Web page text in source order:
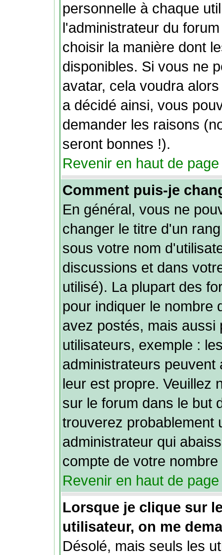
personnelle à chaque
l'administrateur du
choisir la manière dont
disponibles. Si vous ne
avatar, cela voudra
a décidé ainsi, vous
demander les raisons
seront bonnes !).
Revenir en haut de page
Comment puis-je
En général, vous ne
changer le titre d'un
sous votre nom
discussions et dans
utilisé). La plupart des
pour indiquer le nombre
avez postés, mais aussi
utilisateurs, exemple :
administrateurs
leur est propre. Veuillez
sur le forum dans le but
trouverez probablement
administrateur qui
compte de votre
Revenir en haut de page
Lorsque je clique sur
utilisateur, on me
Désolé, mais seuls les